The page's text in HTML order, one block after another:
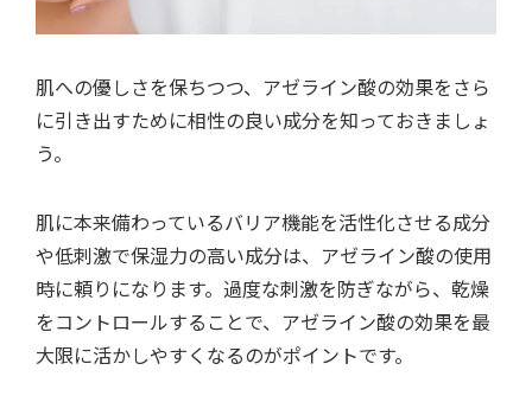
肌への優しさを保ちつつ、アゼライン酸の効果をさら
に引き出すために相性の良い成分を知っておきましょ
う。
肌に本来備わっているバリア機能を活性化させる成分
や低刺激で保湿力の高い成分は、アゼライン酸の使用
時に頼りになります。過度な刺激を防ぎながら、乾燥
をコントロールすることで、アゼライン酸の効果を最
大限に活かしやすくなるのがポイントです。